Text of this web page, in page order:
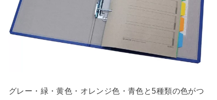
グレー・緑・黄色・オレンジ色・青色と5種類の色がつ